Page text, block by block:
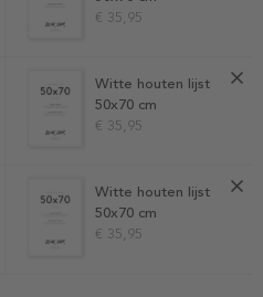
€ 35,95
Witte houten lijst
50x70 cm
€ 35,95
Witte houten lijst
50x70 cm
€ 35,95